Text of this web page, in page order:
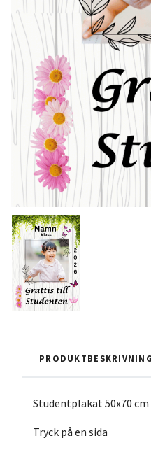
PRODUKTBESKRIVNING
Studentplakat 50x70 cm
Tryck på en sida